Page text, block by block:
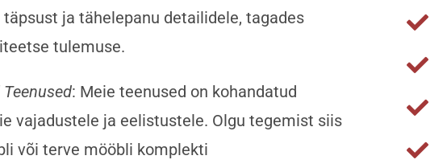
täpsust ja tähelepanu detailidele, tagades
tulemuse.
: Meie teenused on kohandatud
vajadustele ja eelistustele. Olgu tegemist siis
või terve mööbli komplekti